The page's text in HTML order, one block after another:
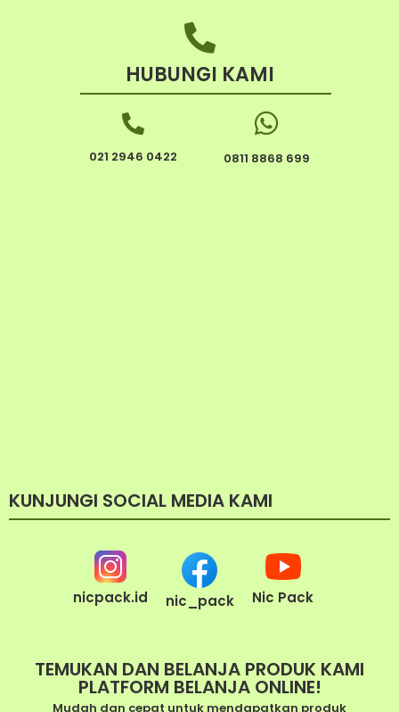
HUBUNGI KAMI
021 2946 0422 0811 8868 699
KUNJUNGI SOCIAL MEDIA KAMI
nicpack.id nic_pack Nic Pack
TEMUKAN DAN BELANJA PRODUK KAMI
PLATFORM BELANJA ONLINE!
Mudah dan cepat untuk mendapatkan produk